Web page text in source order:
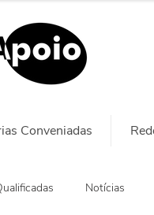
Conveniadas
Notícias